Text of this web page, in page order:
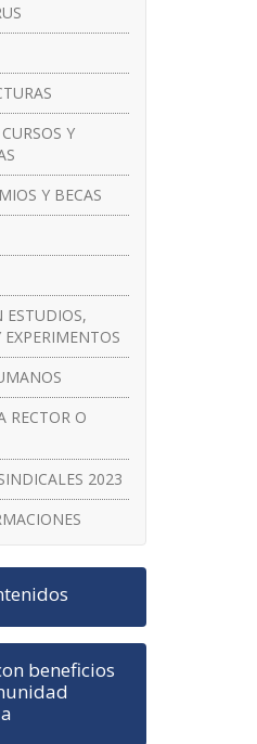
Y
Y BECAS
ESTUDIOS,
EXPERIMENTOS
RECTOR O
2023
beneficios